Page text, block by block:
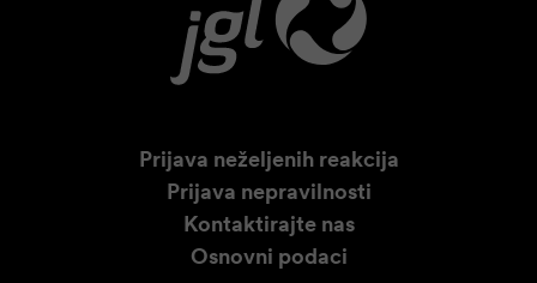
Prijava neželjenih reakcija
Prijava nepravilnosti
Kontaktirajte nas
Osnovni podaci